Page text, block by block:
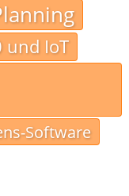
und IoT
Software